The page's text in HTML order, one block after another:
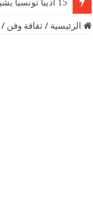
15 أديبا تونسيا يشيدون بتكريم الشاعر علي الدرورة
الرئيسية / ثقافة وفن /